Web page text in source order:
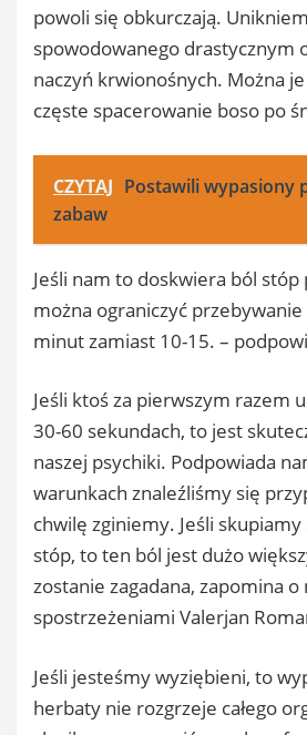
powoli się obkurczają.
spowodowanego drastycznym
naczyń krwionośnych. Można
częste spacerowanie boso po
CZYTAJ Postawili wypasiony
zabaw
Jeśli nam to doskwiera ból
można ograniczyć
minut zamiast 10-15. –
Jeśli ktoś za pierwszym razem
30-60 sekundach, to jest
naszej psychiki. Podpowiada
warunkach znaleźliśmy się
chwilę zginiemy. Jeśli
stóp, to ten ból jest dużo
zostanie zagadana, zapomina o
spostrzeżeniami Valerjan
Jeśli jesteśmy wyziębieni, to
herbaty nie rozgrzeje całego